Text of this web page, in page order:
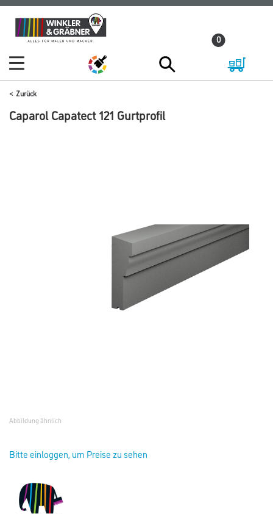
Zum
Inhalt
Zum
Navigationsmenü
0
Zurück
Caparol Capatect 121 Gurtprofil
Abbildung ähnlich
Bitte einloggen, um Preise zu sehen